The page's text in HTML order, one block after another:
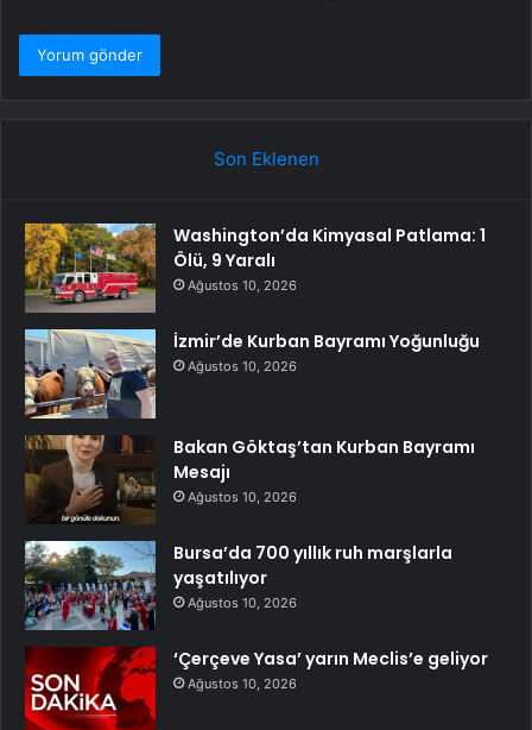
Son Eklenen
Washington’da Kimyasal Patlama: 1
Ölü, 9 Yaralı
Ağustos 10, 2026
İzmir’de Kurban Bayramı Yoğunluğu
Ağustos 10, 2026
Bakan Göktaş’tan Kurban Bayramı
Mesajı
Ağustos 10, 2026
Bursa’da 700 yıllık ruh marşlarla
yaşatılıyor
Ağustos 10, 2026
‘Çerçeve Yasa’ yarın Meclis’e geliyor
Ağustos 10, 2026